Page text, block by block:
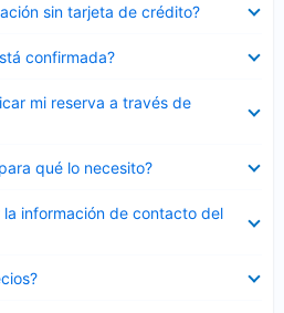
sin tarjeta de crédito?
confirmada?
mi reserva a través de
qué lo necesito?
información de contacto del